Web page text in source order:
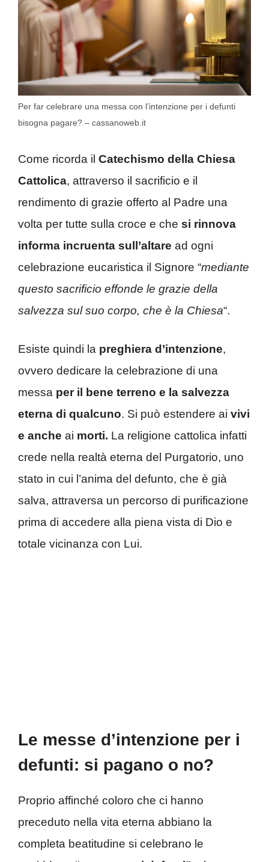
Per far celebrare una messa con l’intenzione per i defunti
bisogna pagare? – cassanoweb.it
Come ricorda il Catechismo della Chiesa
Cattolica, attraverso il sacrificio e il
rendimento di grazie offerto al Padre una
volta per tutte sulla croce e che si rinnova
informa incruenta sull’altare ad ogni
celebrazione eucaristica il Signore “mediante
questo sacrificio effonde le grazie della
salvezza sul suo corpo, che è la Chiesa“.
Esiste quindi la preghiera d’intenzione,
ovvero dedicare la celebrazione di una
messa per il bene terreno e la salvezza
eterna di qualcuno. Si può estendere ai vivi
e anche ai morti. La religione cattolica infatti
crede nella realtà eterna del Purgatorio, uno
stato in cui l’anima del defunto, che è già
salva, attraversa un percorso di purificazione
prima di accedere alla piena vista di Dio e
totale vicinanza con Lui.
Le messe d’intenzione per i
defunti: si pagano o no?
Proprio affinché coloro che ci hanno
preceduto nella vita eterna abbiano la
completa beatitudine si celebrano le